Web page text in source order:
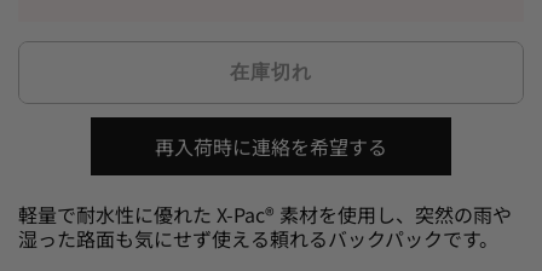
在庫切れ
再入荷時に連絡を希望する
軽量で耐水性に優れた X-Pac® 素材を使用し、突然の雨や
湿った路面も気にせず使える頼れるバックパックです。